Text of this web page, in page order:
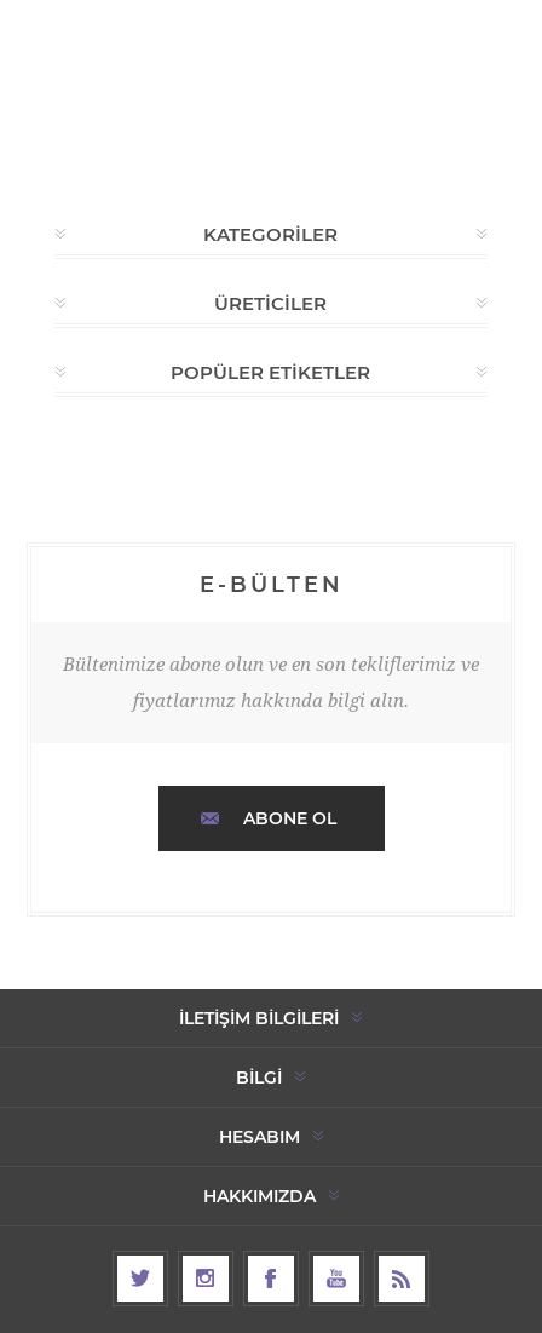
KATEGORILER
ÜRETICILER
POPÜLER ETIKETLER
E-BÜLTEN
Bültenimize abone olun ve en son tekliflerimiz ve
fiyatlarımız hakkında bilgi alın.
ABONE OL
İLETIŞIM BILGILERI
BILGI
HESABIM
HAKKIMIZDA